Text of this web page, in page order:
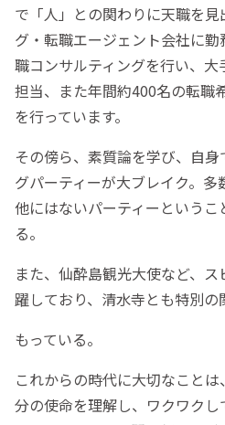
で「人」との関わりに天職を
グ・転職エージェント会社に
職コンサルティングを行い、
担当、また年間約400名の転職
を行っています。
その傍ら、素質論を学び、自
グパーティーが大ブレイク。多
他にはないパーティーという
る。
また、仙酔島観光大使など、
躍しており、清水寺とも特別の
もっている。
これからの時代に大切なこと
分の使命を理解し、ワクワクし